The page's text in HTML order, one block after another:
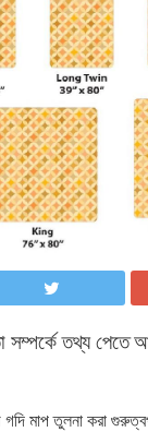
সম্পর্কে তথ্য
মাপ তুলনা করা